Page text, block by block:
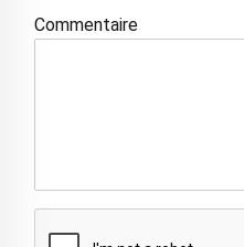
Commentaire